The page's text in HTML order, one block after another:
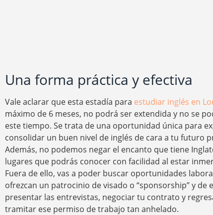
Una forma práctica y efectiva
Vale aclarar que esta estadía para estudiar inglés en
máximo de 6 meses, no podrá ser extendida y no se
este tiempo. Se trata de una oportunidad única para
consolidar un buen nivel de inglés de cara a tu futuro
Además, no podemos negar el encanto que tiene
lugares que podrás conocer con facilidad al estar
Fuera de ello, vas a poder buscar oportunidades
ofrezcan un patrocinio de visado o “sponsorship” y de
presentar las entrevistas, negociar tu contrato y
tramitar ese permiso de trabajo tan anhelado.